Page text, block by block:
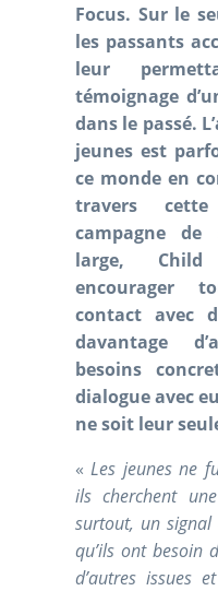
Focus. Sur le
les passants
leur
témoignage
dans le passé.
jeunes est
ce monde en
travers
campagne de
large, Child
encourager
contact avec
davantage
besoins
dialogue avec
ne soit leur
«Les jeunes ne
ils cherchent
surtout, un signal
qu’ils ont besoin
d’autres issues